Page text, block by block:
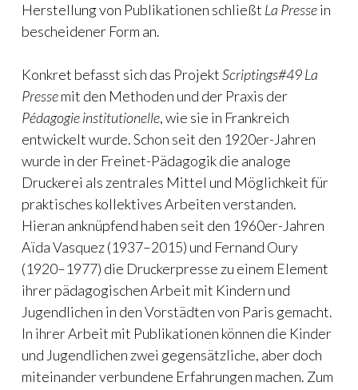
Herstellung von Publikationen schließt La Pressein
bescheidener Form an.
Konkret befasst sich das ProjektScriptings#49 La
Pressemit den Methoden und der Praxis der
Pédagogie institutionelle, wie sie in Frankreich
entwickelt wurde. Schon seit den 1920er-Jahren
wurde in der Freinet-Pädagogik die analoge
Druckerei als zentrales Mittel und Möglichkeit für
praktisches kollektives Arbeiten verstanden.
Hieran anknüpfend haben seit den 1960er-Jahren
Aïda Vasquez (1937–2015) und Fernand Oury
(1920–1977) die Druckerpresse zu einem Element
ihrer pädagogischen Arbeit mit Kindern und
Jugendlichen in den Vorstädten von Paris gemacht.
In ihrer Arbeit mit Publikationen können die Kinder
und Jugendlichen zwei gegensätzliche, aber doch
miteinander verbundene Erfahrungen machen. Zum